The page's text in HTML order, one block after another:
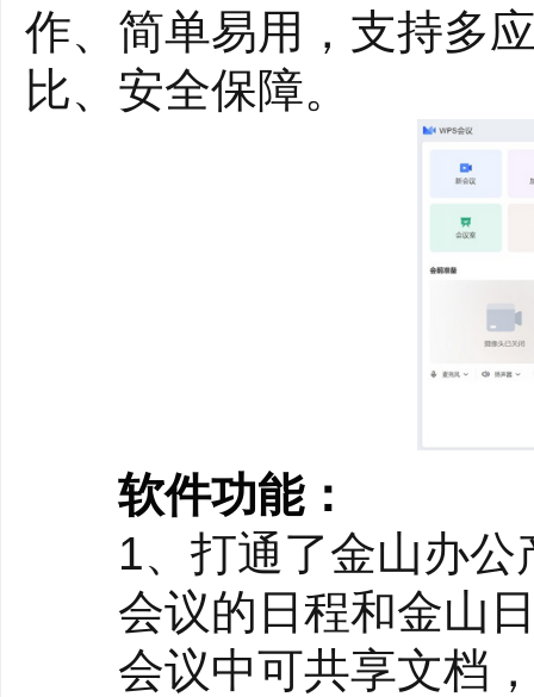
作、简单易用，支持多
比、安全保障。
软件功能：
1、打通了金山办公
会议的日程和金山日
会议中可共享文档，